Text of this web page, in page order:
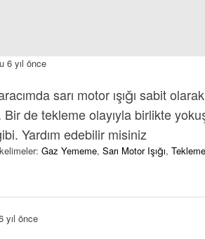
6 yıl önce
sarı motor ışığı sabit
Bir de tekleme olayıyla birlikte
Yardım edebilir misiniz
Gaz Yememe, Sarı Motor Işığı, Tekleme
yıl önce